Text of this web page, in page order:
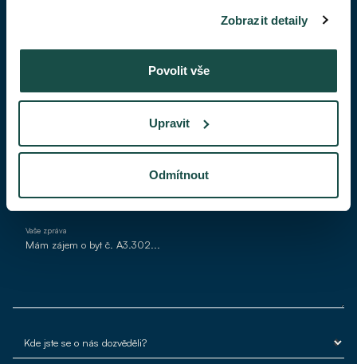
Zobrazit detaily
Povolit vše
Upravit
Odmítnout
Vaše zpráva